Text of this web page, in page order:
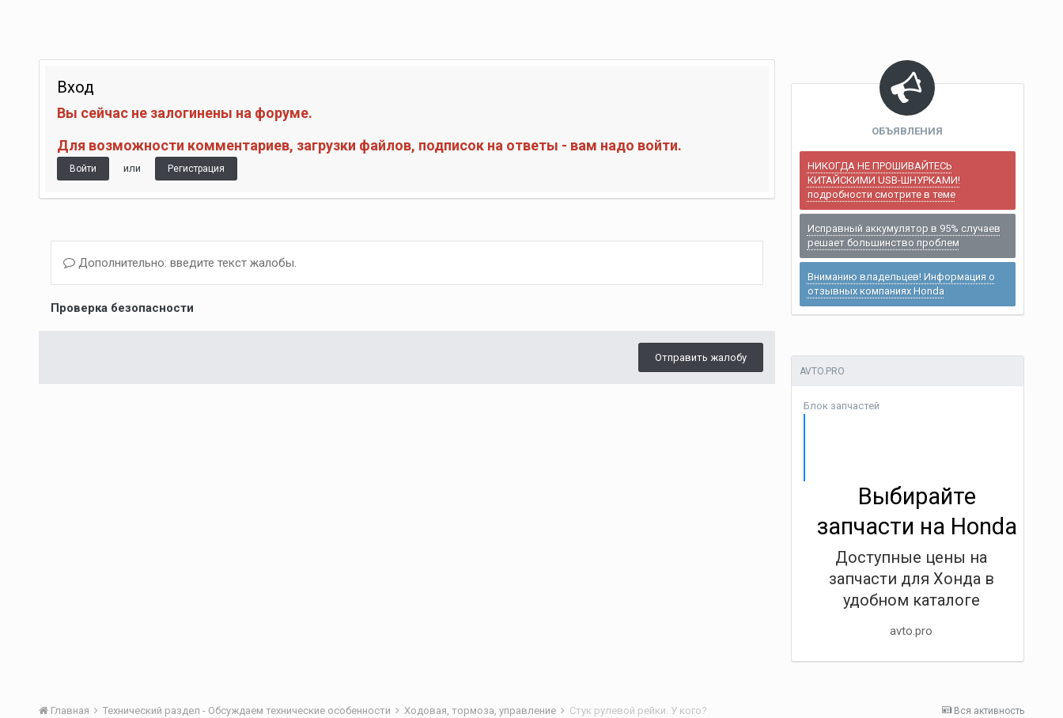
Вход
Вы сейчас не залогинены на форуме.
Для возможности комментариев, загрузки файлов, подписок на ответы - вам надо войти.
Войти или Регистрация
Дополнительно: введите текст жалобы.
Проверка безопасности
Отправить жалобу
ОБЪЯВЛЕНИЯ
НИКОГДА НЕ ПРОШИВАЙТЕСЬ
КИТАЙСКИМИ USB-ШНУРКАМИ!
подробности смотрите в теме
Исправный аккумулятор в 95% случаев
решает большинство проблем
Вниманию владельцев! Информация о
отзывных компаниях Honda
AVTO.PRO
Блок запчастей
Выбирайте
запчасти на Honda
Доступные цены на
запчасти для Хонда в
удобном каталоге
avto.pro
Вся активность
Главная Технический раздел - Обсуждаем технические особенности Ходовая, тормоза, управление Стук рулевой рейки. У кого?